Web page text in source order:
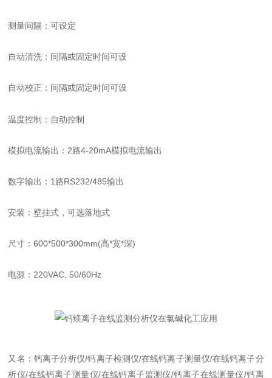
测量间隔：可设定
自动清洗：间隔或固定时间可设
自动校正：间隔或固定时间可设
温度控制：自动控制
模拟电流输出：2路4-20mA模拟电流输出
数字输出：1路RS232/485输出
安装：壁挂式，可选落地式
尺寸：600*500*300mm(高*宽*深)
电源：220VAC, 50/60Hz
又名：钙离子分析仪/钙离子检测仪/在线钙离子测量仪/在线钙离子分
析仪/在线钙离子测量仪/在线钙离子监测仪/钙离子在线测量仪/钙离